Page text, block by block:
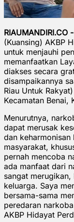
RIAUMANDIRI.CO -
(Kuansing) AKBP
untuk menjauhi
memanfaatkan
diakses secara
disampaikannya
Riau Untuk
Kecamatan Benai,
Menurutnya,
dapat merusak
dan keharmonisan
masyarakat,
pernah mencoba
ada manfaat dari
sangat
keluarga. Saya
bersama-sama
peredaran
AKBP Hidayat